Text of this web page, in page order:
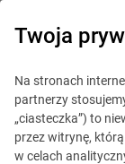
Twoja
Na stronach
partnerzy
„ciasteczka”) to
przez witrynę,
w celach